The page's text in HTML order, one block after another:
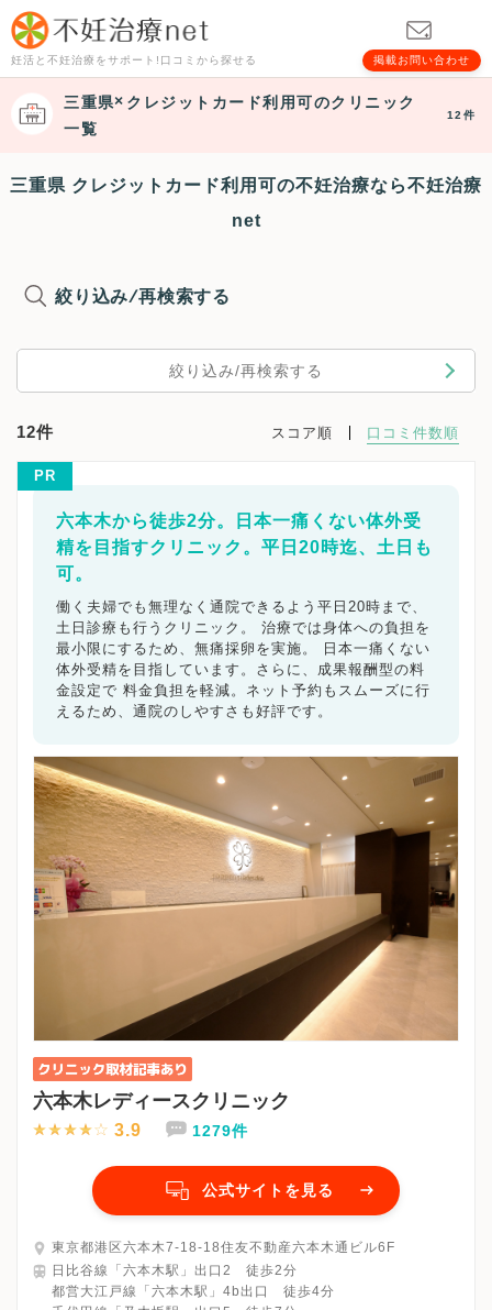
妊活と不妊治療をサポート!口コミから探せる 掲載お問い合わせ
三重県 クレジットカード利用可のクリニック
一覧
12件
三重県 クレジットカード利用可の不妊治療なら不妊治療
net
絞り込み/再検索する
絞り込み/再検索する
12件 スコア順 口コミ件数順
PR
六本木から徒歩2分。日本一痛くない体外受
精を目指すクリニック。平日20時迄、土日も
可。
働く夫婦でも無理なく通院できるよう平日20時まで、
土日診療も行うクリニック。 治療では身体への負担を
最小限にするため、無痛採卵を実施。 日本一痛くない
体外受精を目指しています。さらに、成果報酬型の料
金設定で 料金負担を軽減。ネット予約もスムーズに行
えるため、通院のしやすさも好評です。
六本木レディースクリニック
3.9 1279件
公式サイトを見る
東京都港区六本木7-18-18住友不動産六本木通ビル6F
日比谷線「六本木駅」出口2 徒歩2分
都営大江戸線「六本木駅」4b出口 徒歩4分